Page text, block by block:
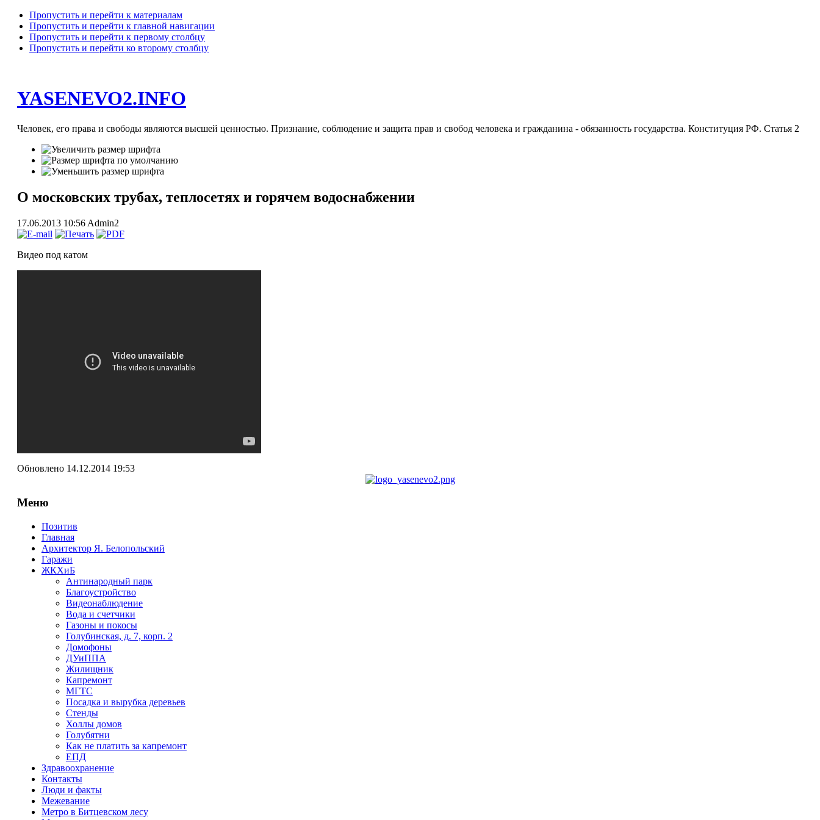
Пропустить и перейти к материалам
Пропустить и перейти к главной навигации
Пропустить и перейти к первому столбцу
Пропустить и перейти ко второму столбцу
YASENEVO2.INFO
Человек, его права и свободы являются высшей ценностью. Признание, соблюдение и защита прав и свобод человека и гражданина - обязанность государства. Конституция РФ. Статья 2
О московских трубах, теплосетях и горячем водоснабжении
17.06.2013 10:56 Admin2
Видео под катом
Обновлено 14.12.2014 19:53
Меню
Позитив
Главная
Архитектор Я. Белопольский
Гаражи
ЖКХиБ
Антинародный парк
Благоустройство
Видеонаблюдение
Вода и счетчики
Газоны и покосы
Голубинская, д. 7, корп. 2
Домофоны
ДУиППА
Жилищник
Капремонт
МГТС
Посадка и вырубка деревьев
Стенды
Холлы домов
Голубятни
Как не платить за капремонт
ЕПД
Здравоохранение
Контакты
Люди и факты
Межевание
Метро в Битцевском лесу